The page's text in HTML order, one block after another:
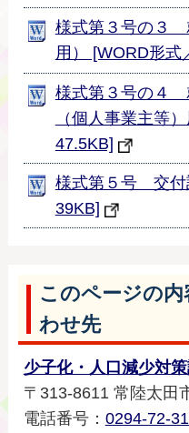
様式第３号の３
用） [WORD形式
様式第３号の４
（個人事業主等
47.5KB]
様式第５号 交付
39KB]
このページの
わせ先
少子化・人口減少対
〒313-8611 常陸太田
電話番号： 0294-72-